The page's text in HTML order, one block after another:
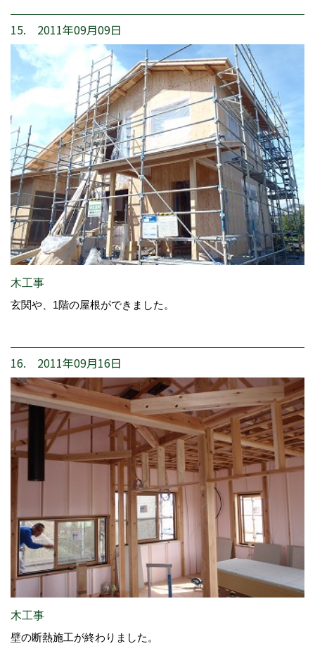
15. 2011年09月09日
木工事
玄関や、1階の屋根ができました。
16. 2011年09月16日
木工事
壁の断熱施工が終わりました。